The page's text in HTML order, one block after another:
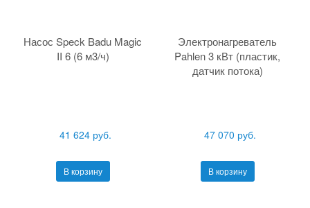
Насос Speck Badu Magic
II 6 (6 м3/ч)
41 624 руб.
В корзину
Электронагреватель
Pahlen 3 кВт (пластик,
датчик потока)
47 070 руб.
В корзину